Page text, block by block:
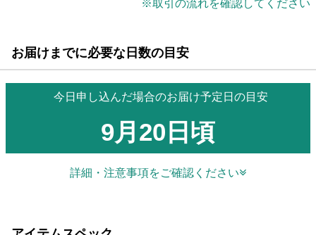
※取引の流れを確認してください
お届けまでに必要な日数の目安
今日申し込んだ場合のお届け予定日の目安
9月20日頃
詳細・注意事項をご確認ください